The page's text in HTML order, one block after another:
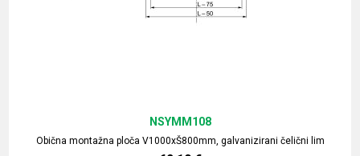
Obična montažna ploča V1000xŠ800mm, galvanizirani čelični lim
NSYMM108